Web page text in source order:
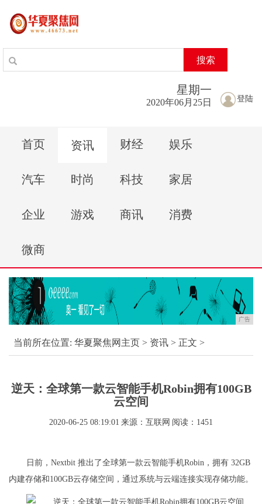
搜索
登陆
星期一
2020年06月25日
首页 资讯 财经 娱乐
汽车 时尚 科技 家居
企业 游戏 商讯 消费
微商
广告
当前所在位置: 华夏聚焦网主页 > 资讯 > 正文 >
逆天：全球第一款云智能手机Robin拥有100GB
云空间
2020-06-25 08:19:01 来源：互联网 阅读：1451
日前，Nextbit 推出了全球第一款云智能手机Robin，拥有 32GB
内建存储和100GB云存储空间，通过系统与云端连接实现存储功能。